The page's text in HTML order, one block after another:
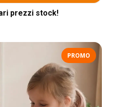
prezzi stock!
PROMO